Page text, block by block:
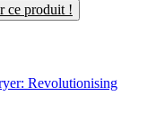
ce produit !
Revolutionising